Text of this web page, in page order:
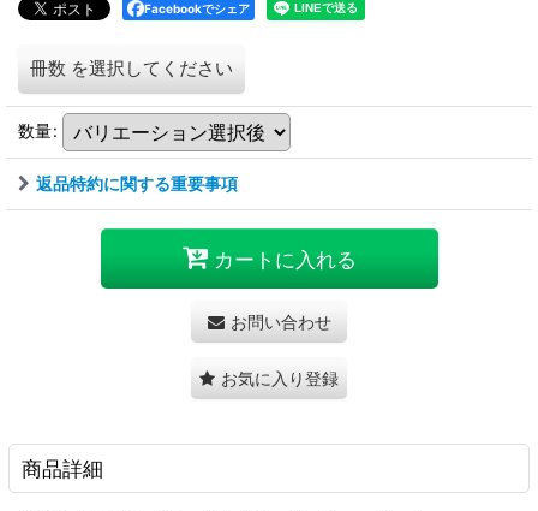
Facebookでシェア
冊数 を選択してください
数量:
返品特約に関する重要事項
カートに入れる
お問い合わせ
お気に入り登録
商品詳細